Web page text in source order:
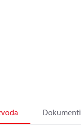
Dokumenti